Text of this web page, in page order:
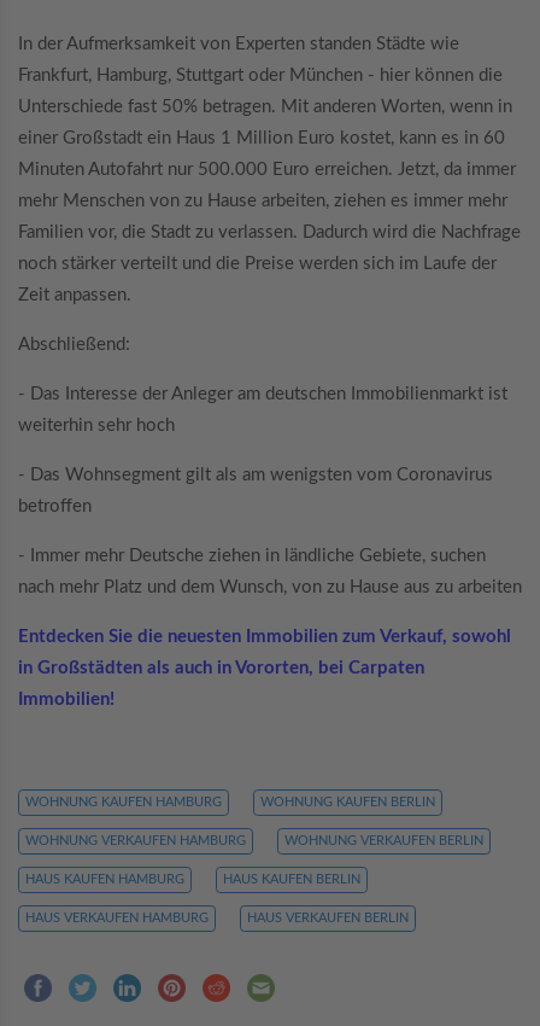
In der Aufmerksamkeit von Experten standen Städte wie
Frankfurt, Hamburg, Stuttgart oder München - hier können die
Unterschiede fast 50% betragen. Mit anderen Worten, wenn in
einer Großstadt ein Haus 1 Million Euro kostet, kann es in 60
Minuten Autofahrt nur 500.000 Euro erreichen. Jetzt, da immer
mehr Menschen von zu Hause arbeiten, ziehen es immer mehr
Familien vor, die Stadt zu verlassen. Dadurch wird die Nachfrage
noch stärker verteilt und die Preise werden sich im Laufe der
Zeit anpassen.
Abschließend:
- Das Interesse der Anleger am deutschen Immobilienmarkt ist
weiterhin sehr hoch
- Das Wohnsegment gilt als am wenigsten vom Coronavirus
betroffen
- Immer mehr Deutsche ziehen in ländliche Gebiete, suchen
nach mehr Platz und dem Wunsch, von zu Hause aus zu arbeiten
Entdecken Sie die neuesten Immobilien zum Verkauf, sowohl
in Großstädten als auch in Vororten, bei Carpaten
Immobilien!
WOHNUNG KAUFEN HAMBURG WOHNUNG KAUFEN BERLIN
WOHNUNG VERKAUFEN HAMBURG WOHNUNG VERKAUFEN BERLIN
HAUS KAUFEN HAMBURG HAUS KAUFEN BERLIN
HAUS VERKAUFEN HAMBURG HAUS VERKAUFEN BERLIN